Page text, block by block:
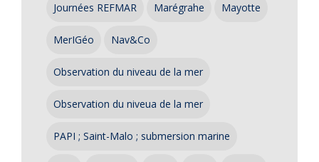
Journées REFMAR Marégrahe Mayotte
MerIGéo Nav&Co
Observation du niveau de la mer
Observation du niveua de la mer
PAPI ; Saint-Malo ; submersion marine